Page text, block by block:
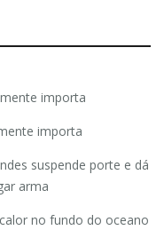
importa
importa
suspende porte e dá
arma
no fundo do oceano